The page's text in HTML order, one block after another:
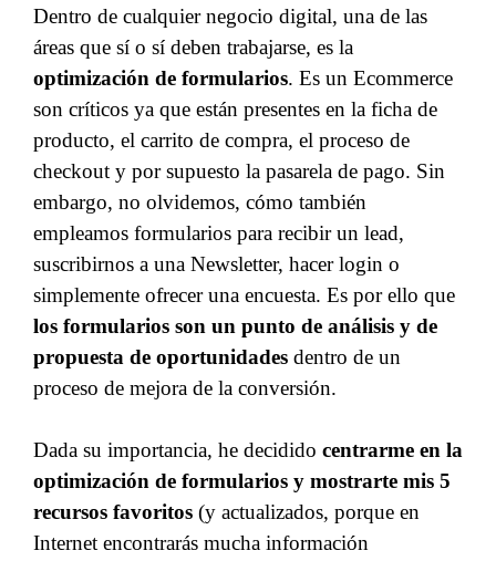
Dentro de cualquier negocio digital, una de las
áreas que sí o sí deben trabajarse, es la
optimización de formularios. Es un Ecommerce
son críticos ya que están presentes en la ficha de
producto, el carrito de compra, el proceso de
checkout y por supuesto la pasarela de pago. Sin
embargo, no olvidemos, cómo también
empleamos formularios para recibir un lead,
suscribirnos a una Newsletter, hacer login o
simplemente ofrecer una encuesta. Es por ello que
los formularios son un punto de análisis y de
propuesta de oportunidades dentro de un
proceso de mejora de la conversión.
Dada su importancia, he decidido centrarme en la
optimización de formularios y mostrarte mis 5
recursos favoritos (y actualizados, porque en
Internet encontrarás mucha información